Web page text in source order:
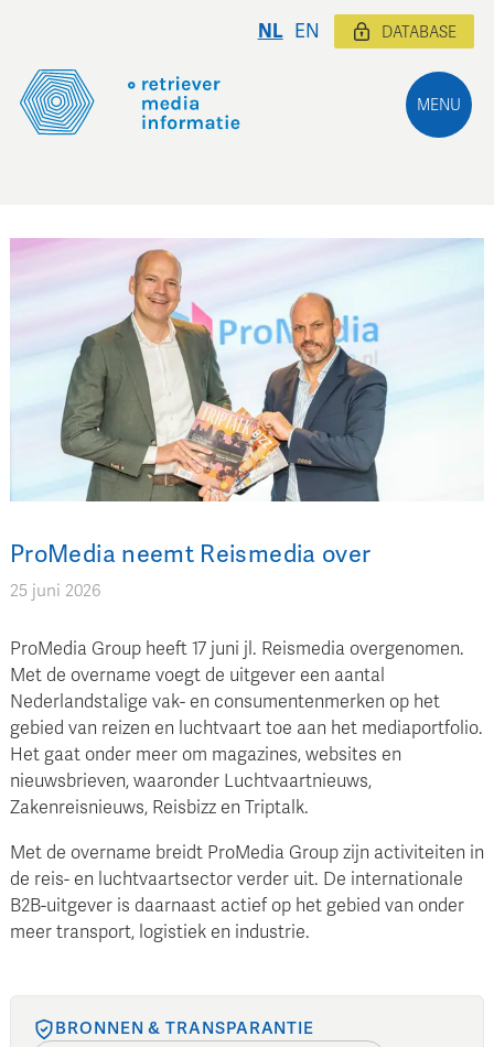
MENU
NL EN DATABASE
ProMedia neemt Reismedia over
25 juni 2026
ProMedia Group heeft 17 juni jl. Reismedia overgenomen.
Met de overname voegt de uitgever een aantal
Nederlandstalige vak- en consumentenmerken op het
gebied van reizen en luchtvaart toe aan het mediaportfolio.
Het gaat onder meer om magazines, websites en
nieuwsbrieven, waaronder Luchtvaartnieuws,
Zakenreisnieuws, Reisbizz en Triptalk.
Met de overname breidt ProMedia Group zijn activiteiten in
de reis- en luchtvaartsector verder uit. De internationale
B2B-uitgever is daarnaast actief op het gebied van onder
meer transport, logistiek en industrie.
BRONNEN & TRANSPARANTIE